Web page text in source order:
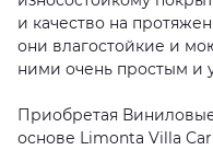
и качество на
они влагостойкие и
ними очень простым и
Приобретая
основе Limonta Villa